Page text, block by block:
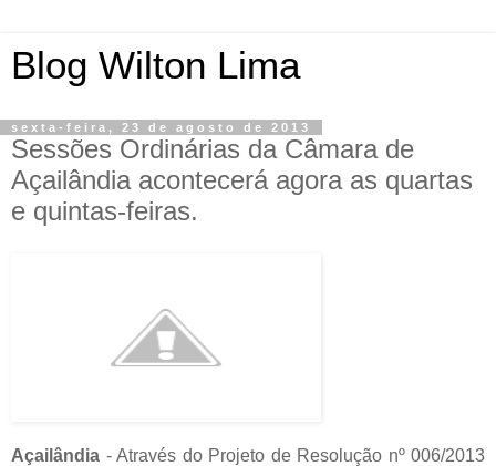
Blog Wilton Lima
sexta-feira, 23 de agosto de 2013
Sessões Ordinárias da Câmara de
Açailândia acontecerá agora as quartas
e quintas-feiras.
Açailândia - Através do Projeto de Resolução nº 006/2013